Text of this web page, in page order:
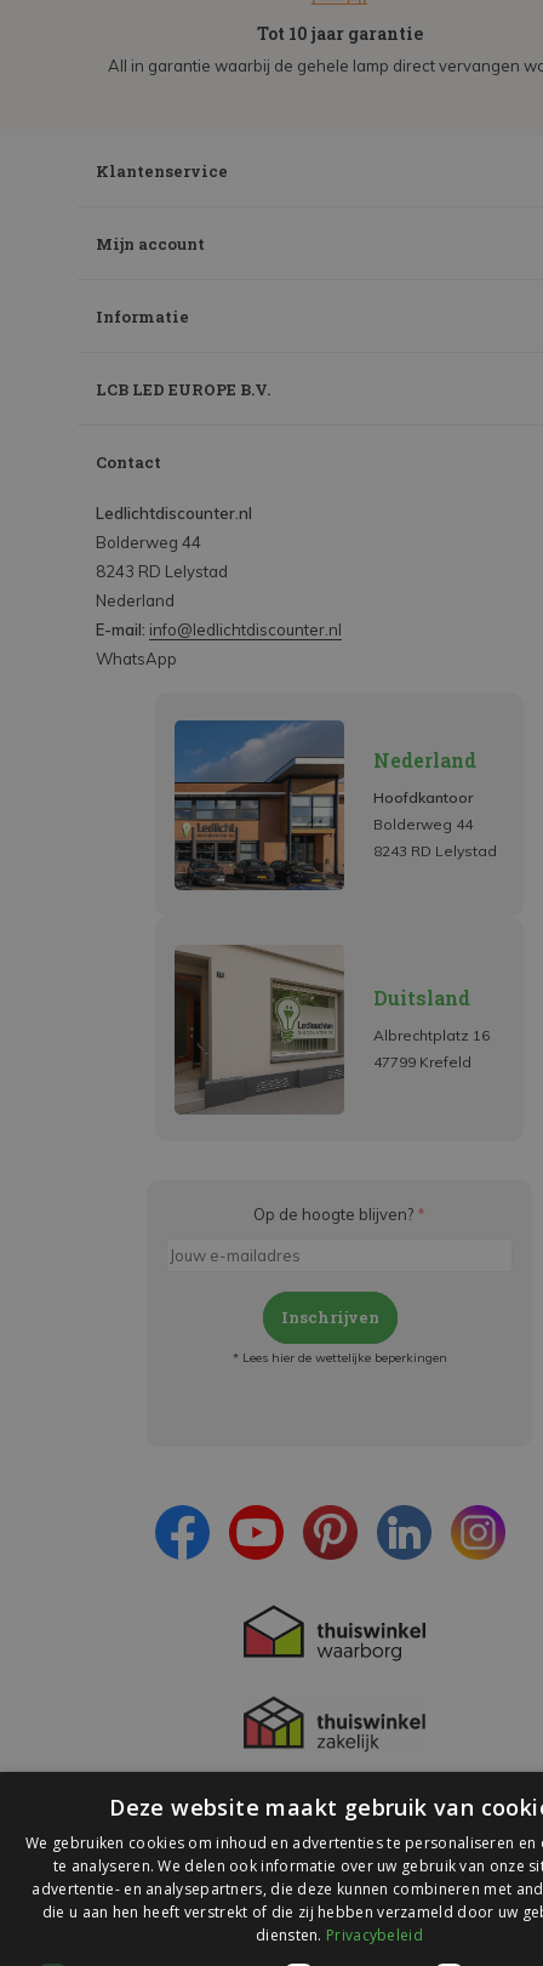
Tot 10 jaar garantie
All in garantie waarbij de gehele lamp direct vervangen
Klantenservice
Mijn account
Informatie
LCB LED EUROPE B.V.
Contact
Ledlichtdiscounter.nl
Bolderweg 44
8243 RD Lelystad
Nederland
E-mail: info@ledlichtdiscounter.nl
WhatsApp
Nederland
Hoofdkantoor
Bolderweg 44
8243 RD Lelystad
Duitsland
Albrechtplatz 16
47799 Krefeld
Op de hoogte blijven? *
Inschrijven
* Lees hier de wettelijke beperkingen
© 2026 Ledlichtdiscounter.nl
Deze website maakt gebruik van
We gebruiken cookies om inhoud en advertenties te personaliseren en
te analyseren. We delen ook informatie over uw gebruik van onze
advertentie- en analysepartners, die deze kunnen combineren met
die u aan hen heeft verstrekt of die zij hebben verzameld door uw
diensten. Privacybeleid